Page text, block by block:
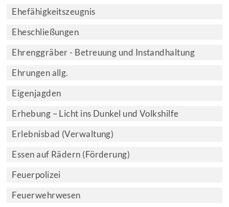
Ehefähigkeitszeugnis
Eheschließungen
Ehrenggräber - Betreuung und Instandhaltung
Ehrungen allg.
Eigenjagden
Erhebung – Licht ins Dunkel und Volkshilfe
Erlebnisbad (Verwaltung)
Essen auf Rädern (Förderung)
Feuerpolizei
Feuerwehrwesen